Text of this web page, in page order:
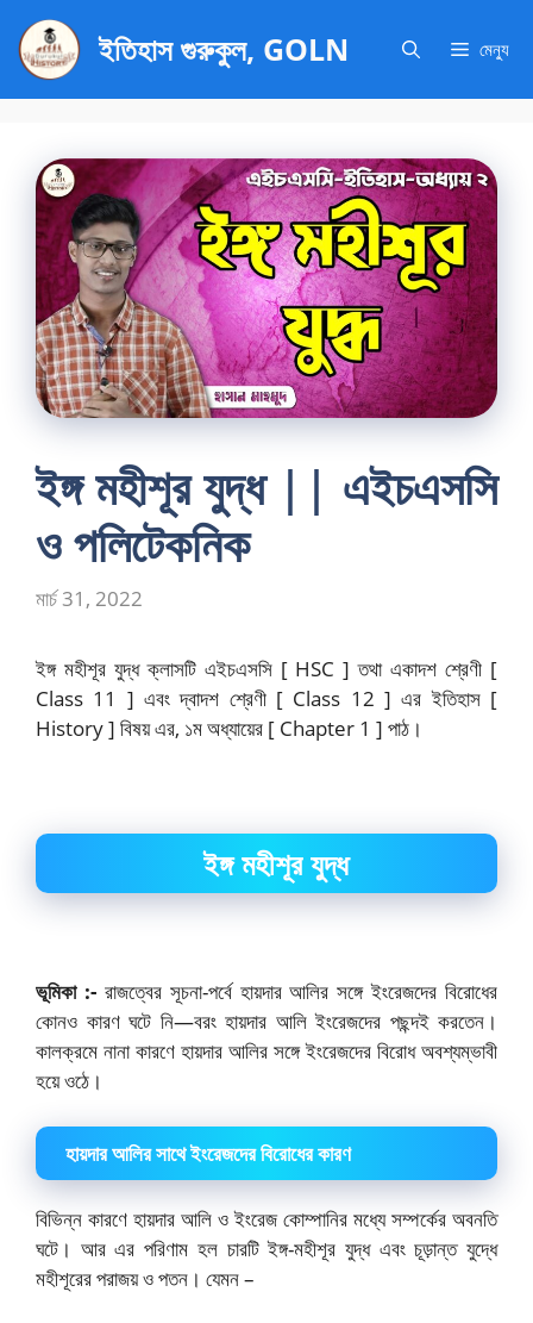
লেখায়
ইতিহাস গুরুকুল, GOLN মেন্যু
ইঙ্গ মহীশূর যুদ্ধ || এইচএসসি
ও পলিটেকনিক
মার্চ 31, 2022
ইঙ্গ মহীশূর যুদ্ধ ক্লাসটি এইচএসসি [ HSC ] তথা একাদশ শ্রেণী [
Class 11 ] এবং দ্বাদশ শ্রেণী [ Class 12 ] এর ইতিহাস [
History ] বিষয় এর, ১ম অধ্যায়ের [ Chapter 1 ] পাঠ।
ইঙ্গ মহীশূর যুদ্ধ
ভূমিকা :- রাজত্বের সূচনা-পর্বে হায়দার আলির সঙ্গে ইংরেজদের বিরোধের
কোনও কারণ ঘটে নি—বরং হায়দার আলি ইংরেজদের পছন্দই করতেন।
কালক্রমে নানা কারণে হায়দার আলির সঙ্গে ইংরেজদের বিরোধ অবশ্যম্ভাবী
হয়ে ওঠে।
হায়দার আলির সাথে ইংরেজদের বিরোধের কারণ
বিভিন্ন কারণে হায়দার আলি ও ইংরেজ কোম্পানির মধ্যে সম্পর্কের অবনতি
ঘটে। আর এর পরিণাম হল চারটি ইঙ্গ-মহীশূর যুদ্ধ এবং চূড়ান্ত যুদ্ধে
মহীশূরের পরাজয় ও পতন। যেমন –